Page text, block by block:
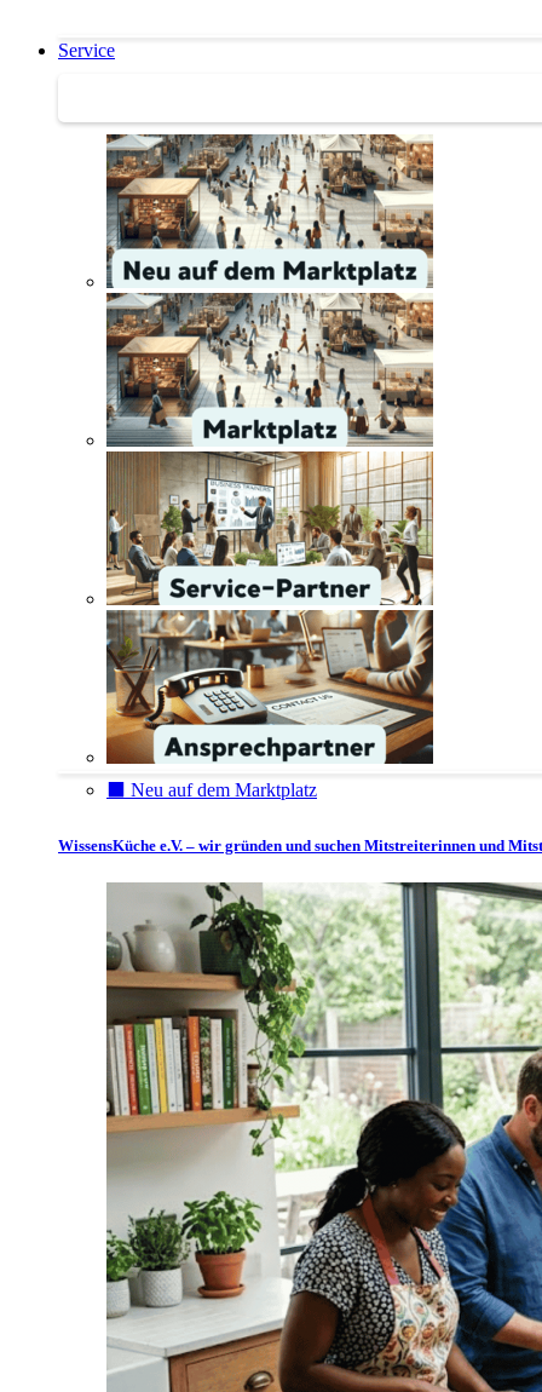
Service
⬛️ Neu auf dem Marktplatz
WissensKüche e.V. – wir gründen und suchen Mitstreiterinnen und